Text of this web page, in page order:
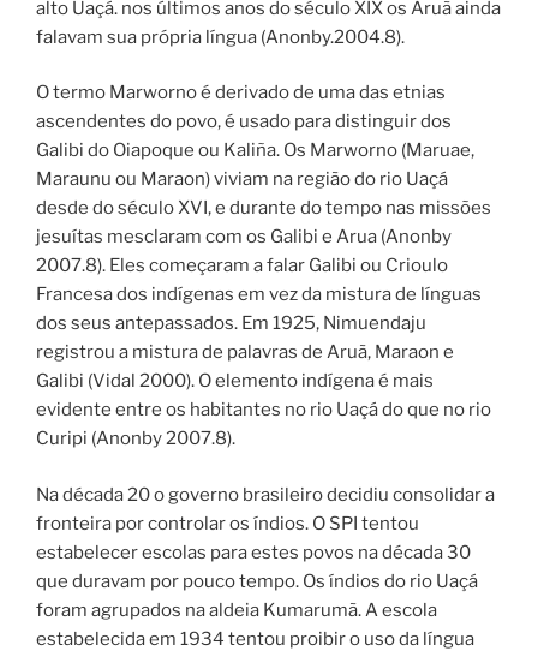
alto Uaçá. nos últimos anos do século XIX os Aruã ainda
falavam sua própria língua (Anonby.2004.8).
O termo Marworno é derivado de uma das etnias
ascendentes do povo, é usado para distinguir dos
Galibi do Oiapoque ou Kaliña. Os Marworno (Maruae,
Maraunu ou Maraon) viviam na região do rio Uaçá
desde do século XVI, e durante do tempo nas missões
jesuítas mesclaram com os Galibi e Arua (Anonby
2007.8). Eles começaram a falar Galibi ou Crioulo
Francesa dos indígenas em vez da mistura de línguas
dos seus antepassados. Em 1925, Nimuendaju
registrou a mistura de palavras de Aruã, Maraon e
Galibi (Vidal 2000). O elemento indígena é mais
evidente entre os habitantes no rio Uaçá do que no rio
Curipi (Anonby 2007.8).
Na década 20 o governo brasileiro decidiu consolidar a
fronteira por controlar os índios. O SPI tentou
estabelecer escolas para estes povos na década 30
que duravam por pouco tempo. Os índios do rio Uaçá
foram agrupados na aldeia Kumarumã. A escola
estabelecida em 1934 tentou proibir o uso da língua